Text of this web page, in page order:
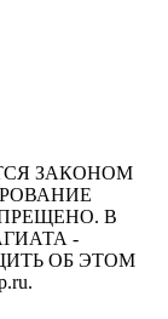
ЗАКОНОМ
В
-
ОБ ЭТОМ